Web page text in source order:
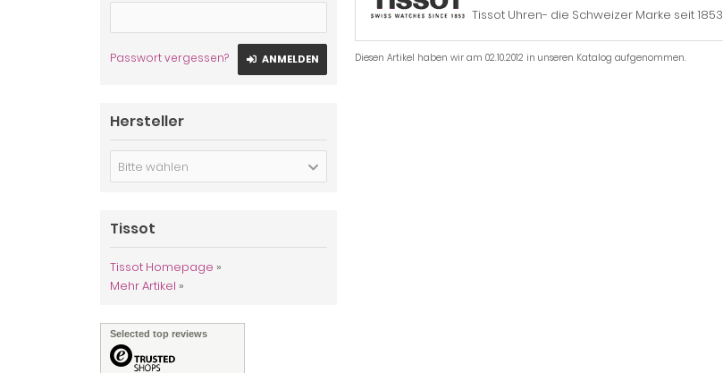
Tissot Uhren- die Schweizer Marke seit 1853
Diesen Artikel haben wir am 02.10.2012 in unseren Katalog aufgenommen.
Passwort vergessen? ANMELDEN
Hersteller
Bitte wählen
Tissot
Tissot Homepage »
Mehr Artikel »
Selected top reviews